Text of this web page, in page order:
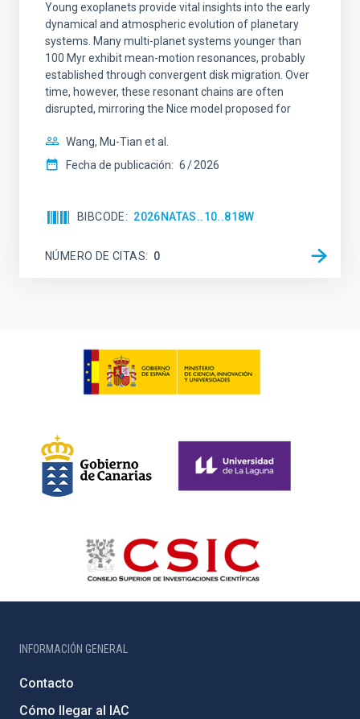
Young exoplanets provide vital insights into the early
dynamical and atmospheric evolution of planetary
systems. Many multi-planet systems younger than
100 Myr exhibit mean-motion resonances, probably
established through convergent disk migration. Over
time, however, these resonant chains are often
disrupted, mirroring the Nice model proposed for
Wang, Mu-Tian et al.
Fecha de publicación: 6 2026
BIBCODE 2026NATAS..10..818W
NÚMERO DE CITAS 0
INFORMACIÓN GENERAL
Contacto
Cómo llegar al IAC